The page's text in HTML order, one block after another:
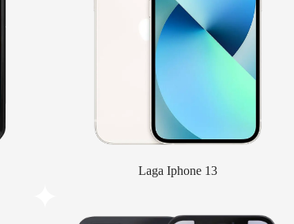
Laga Iphone 13